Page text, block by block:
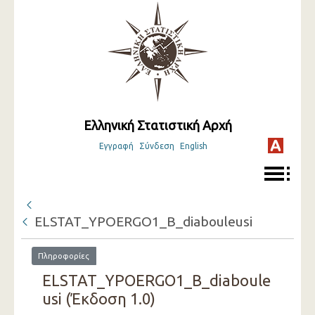
Ελληνική Στατιστική Αρχή
Εγγραφή Σύνδεση English
ELSTAT_YPOERGO1_B_diabouleusi
Πληροφορίες
ELSTAT_YPOERGO1_B_diaboule
usi (Έκδοση 1.0)